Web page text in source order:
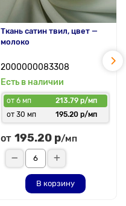
Ткань сатин твил, цвет —
молоко
2000000083308
Есть в наличии
от 6 мп
213.79 р/мп
от 30 мп
195.20 р/мп
от 195.20 р/мп
В корзину